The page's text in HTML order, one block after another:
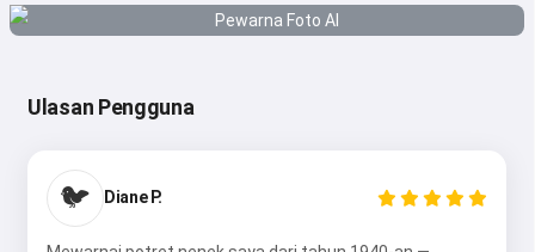
Ulasan Pengguna
🐦 Diane P.